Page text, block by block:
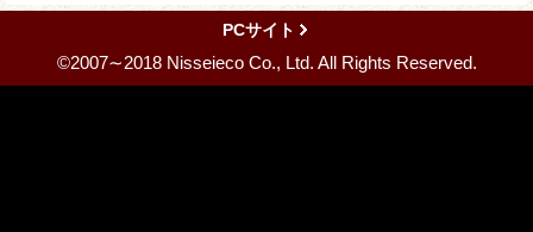
PCサイト
©2007∼2018 Nisseieco Co., Ltd. All Rights Reserved.